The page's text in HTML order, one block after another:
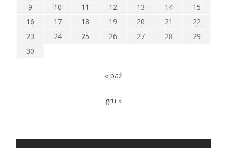
9
10 11 12 13 14
15
16
17 18 19 20 21
22
23
24 25 26 27 28
29
30
« paź
gru »